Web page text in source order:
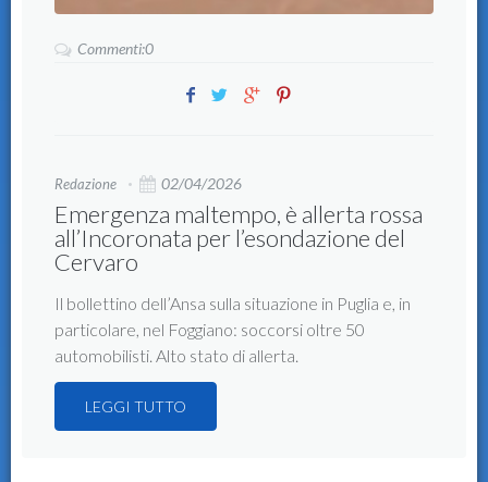
Commenti:0
Redazione 02/04/2026
Emergenza maltempo, è allerta rossa
all’Incoronata per l’esondazione del
Cervaro
Il bollettino dell’Ansa sulla situazione in Puglia e, in
particolare, nel Foggiano: soccorsi oltre 50
automobilisti. Alto stato di allerta.
LEGGI TUTTO